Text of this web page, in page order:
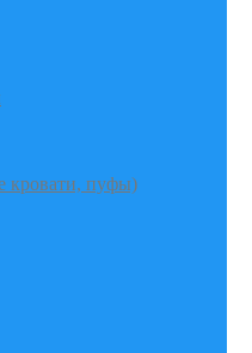
кровати, пуфы)